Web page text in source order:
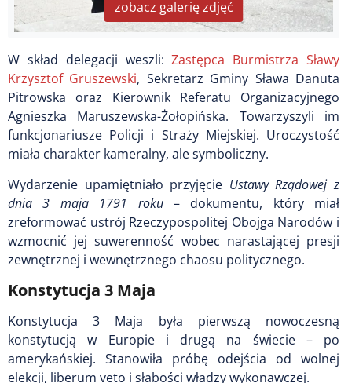
zobacz galerię zdjęć
W skład delegacji weszli:Zastępca Burmistrza Sławy
Krzysztof Gruszewski, Sekretarz Gminy Sława Danuta
Pitrowska oraz Kierownik Referatu Organizacyjnego
Agnieszka Maruszewska-Żołopińska. Towarzyszyli im
funkcjonariusze Policji i Straży Miejskiej. Uroczystość
miała charakter kameralny, ale symboliczny.
Wydarzenie upamiętniało przyjęcie Ustawy Rządowej z
dnia 3 maja 1791 roku– dokumentu, który miał
zreformować ustrój Rzeczypospolitej Obojga Narodów i
wzmocnić jej suwerenność wobec narastającej presji
zewnętrznej i wewnętrznego chaosu politycznego.
Konstytucja 3 Maja
Konstytucja 3 Maja była pierwszą nowoczesną
konstytucją w Europie i drugą na świecie – po
amerykańskiej. Stanowiła próbę odejścia od wolnej
elekcji, liberum veto i słabości władzy wykonawczej.